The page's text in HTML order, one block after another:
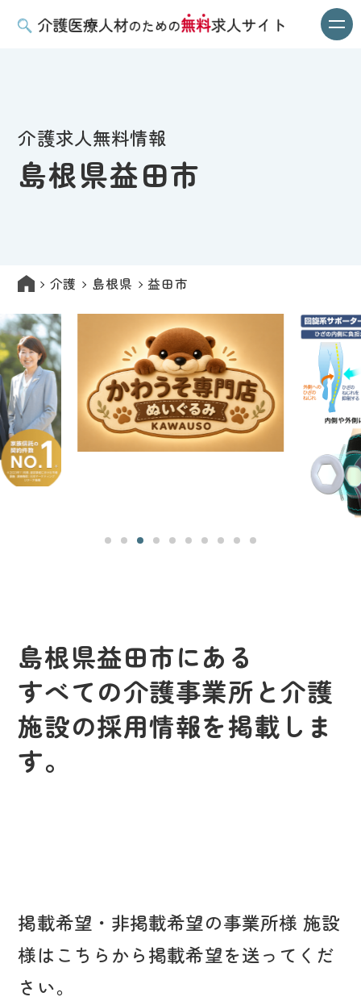
介護求人無料情報
島根県益田市
介護 島根県 益田市
島根県益田市にある
すべての介護事業所と介護
施設の採用情報を掲載しま
す。
掲載希望・非掲載希望の事業所様 施設
様はこちらから掲載希望を送ってくだ
さい。